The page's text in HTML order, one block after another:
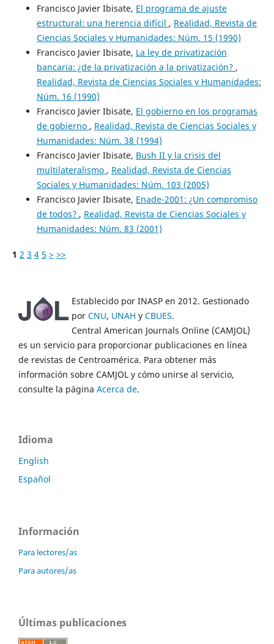
Francisco Javier Ibisate, El programa de ajuste
estructural: una herencia difícil , Realidad, Revista de
Ciencias Sociales y Humanidades: Núm. 15 (1990)
Francisco Javier Ibisate, La ley de privatización
bancaria: ¿de la privatización a la privatización? ,
Realidad, Revista de Ciencias Sociales y Humanidades:
Núm. 16 (1990)
Francisco Javier Ibisate, El gobierno en los programas
de gobierno , Realidad, Revista de Ciencias Sociales y
Humanidades: Núm. 38 (1994)
Francisco Javier Ibisate, Bush II y la crisis del
multilateralismo , Realidad, Revista de Ciencias
Sociales y Humanidades: Núm. 103 (2005)
Francisco Javier Ibisate, Enade-2001: ¿Un compromiso
de todos? , Realidad, Revista de Ciencias Sociales y
Humanidades: Núm. 83 (2001)
1 2 3 4 5 > >>
Establecido por INASP en 2012. Gestionado
por CNU, UNAH y CBUES.
Central American Journals Online (CAMJOL)
es un servicio para proporcionar publicaciones en línea
de revistas de Centroamérica. Para obtener más
información sobre CAMJOL y cómo unirse al servicio,
consulte la página Acerca de.
Idioma
English
Español
Información
Para lectores/as
Para autores/as
Últimas publicaciones